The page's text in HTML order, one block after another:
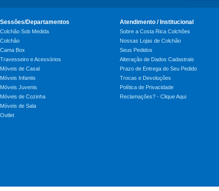
Sessões/Departamentos
Colchão Sob Medida
Colchão
Cama Box
Travesseiro e Acessórios
Móveis de Casal
Móveis Infantis
Móveis Juvenis
Móveis de Cozinha
Móveis de Sala
Outlet
Atendimento / Institucional
Sobre a Costa Rica Colchões
Nossas Lojas de Colchão
Seus Pedidos
Alteração de Dados Cadastrais
Prazo de Entrega do Seu Pedido
Trocas e Devoluções
Política de Privacidade
Reclamações? - Clique Aqui